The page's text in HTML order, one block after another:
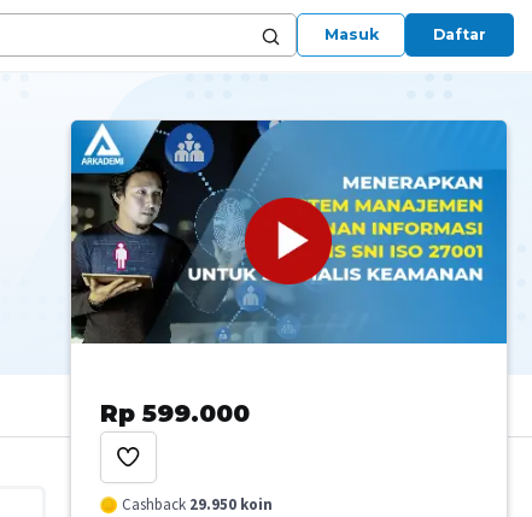
Masuk Daftar
Rp 599.000
Cashback 29.950 koin